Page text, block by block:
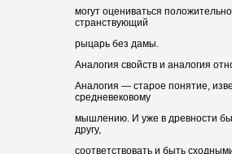
могут оцениваться
странствующий
рыцарь без дамы.
Аналогия свойств и аналогия
Аналогия — старое понятие,
средневековому
мышлению. И уже в древности
другу,
соответствовать и быть